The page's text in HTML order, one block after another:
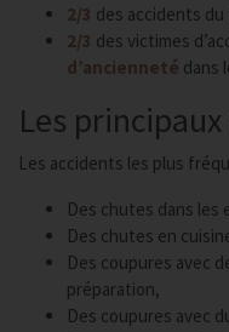
2/3 des accidents
2/3 des victimes
d’ancienneté dans
Les
Les accidents les plus
Des chutes dans les
Des chutes en
Des coupures avec
préparation,
Des coupures avec